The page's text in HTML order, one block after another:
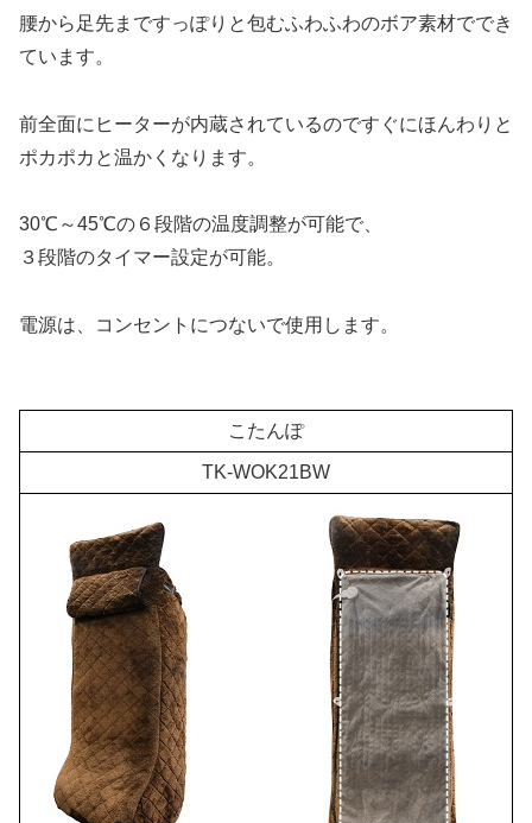
腰から足先まですっぽりと包むふわふわのボア素材ででき
ています。
前全面にヒーターが内蔵されているのですぐにほんわりと
ポカポカと温かくなります。
30℃～45℃の６段階の温度調整が可能で、
３段階のタイマー設定が可能。
電源は、コンセントにつないで使用します。
こたんぽ
TK-WOK21BW